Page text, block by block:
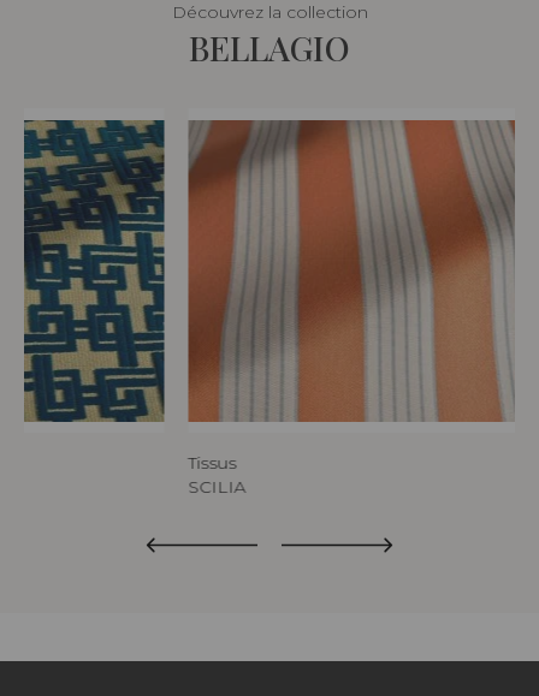
Découvrez la collection
BELLAGIO
Tissus
SCILIA